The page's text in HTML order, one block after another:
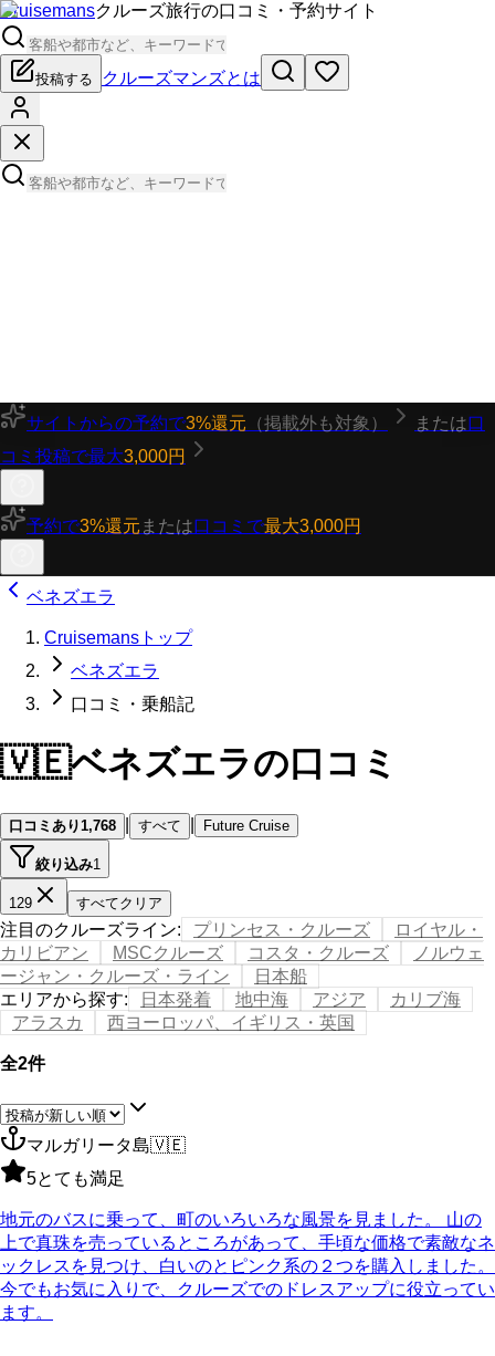
Cruisemansクルーズ旅行の口コミ・予約サイト
投稿する クルーズマンズとは
サイトからの予約で3%還元 （掲載外も対象） または口
コミ投稿で最大3,000円
予約で3%還元 または口コミで最大3,000円
ベネズエラ
Cruisemansトップ
ベネズエラ
口コミ・乗船記
🇻🇪ベネズエラの口コミ
口コミあり1,768 すべて Future Cruise
絞り込み1
129 すべてクリア
注目のクルーズライン: プリンセス・クルーズ
ロイヤル・
カリビアン
MSCクルーズ コスタ・クルーズ
ノルウェ
ージャン・クルーズ・ライン
日本船
エリアから探す: 日本発着 地中海 アジア
カリブ海
アラスカ
西ヨーロッパ、イギリス・英国
全2件
マルガリータ島🇻🇪
5とても満足
地元のバスに乗って、町のいろいろな風景を見ました。 山の
上で真珠を売っているところがあって、手頃な価格で素敵なネ
ックレスを見つけ、白いのとピンク系の２つを購入しました。
今でもお気に入りで、クルーズでのドレスアップに役立ってい
ます。